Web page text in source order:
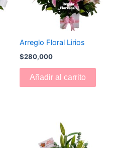
Arreglo Floral Lirios
$280,000
Añadir al carrito